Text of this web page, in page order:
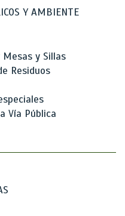
Y AMBIENTE
y Sillas
Residuos
Vía Pública